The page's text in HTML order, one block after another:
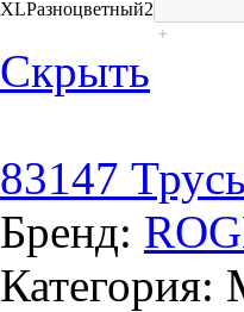
XLРазноцветный2
+
Скрыть
83147
Бренд:
Категория: